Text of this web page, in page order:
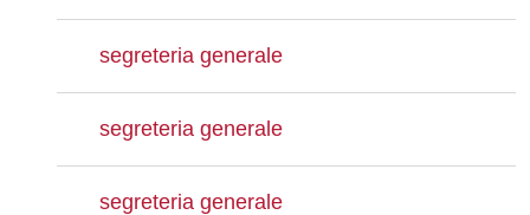
segreteria generale
segreteria generale
segreteria generale